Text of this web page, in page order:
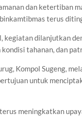
dan ketertiban
terus
kegiatan dilanjutkan
kondisi tahanan, dan
Kompol Sugeng,
untuk
meningkatkan